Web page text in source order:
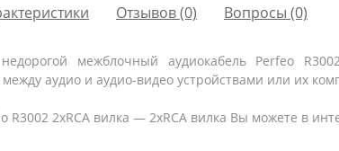
Отзывов (0) Вопросы (0)
межблочный аудиокабель Perfeo
между аудио и аудио-видео устройствами или их
R3002 2xRCA вилка — 2xRCA вилка Вы можете в